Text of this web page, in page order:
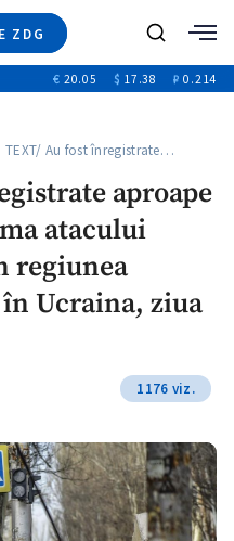
ZDG
Ştiri
Video
Special
Blog
€ 20.05 $ 17.38 ₽ 0.214
Au fost înregistrate…
aproape
atacului
regiunea
Ucraina, ziua
1176 viz.